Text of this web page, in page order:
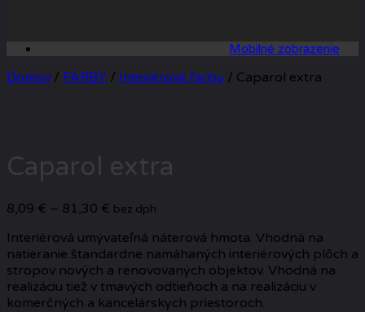
Mobilné zobrazenie
Domov / FARBY / Interiérové farby / Caparol extra
Caparol extra
8,09 € – 81,30 € Price
8,09 €
through
81,30 €
bez dph
Interiérová umývateľná náterová hmota. Vhodná na
natieranie štandardne namáhaných interiérových plôch a
stropov nových a renovovaných objektov. Vhodná na
realizáciu tiež v tmavých odtieňoch a na realizáciu v
komerčných a kancelárskych priestoroch.